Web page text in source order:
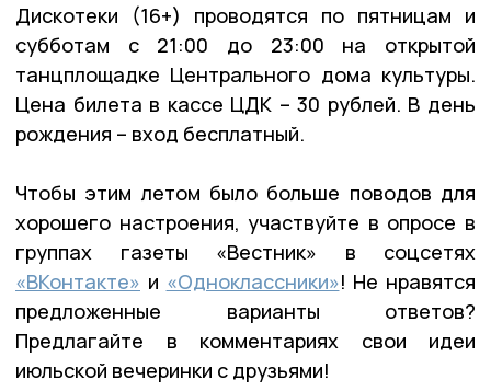
Дискотеки (16+) проводятся по пятницам и
субботам с 21:00 до 23:00 на открытой
танцплощадке Центрального дома культуры.
Цена билета в кассе ЦДК – 30 рублей. В день
рождения – вход бесплатный.
Чтобы этим летом было больше поводов для
хорошего настроения, участвуйте в опросе в
группах газеты «Вестник» в соцсетях
«ВКонтакте» и «Одноклассники»! Не нравятся
предложенные варианты ответов?
Предлагайте в комментариях свои идеи
июльской вечеринки с друзьями!